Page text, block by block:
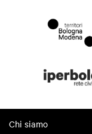
Chi siamo